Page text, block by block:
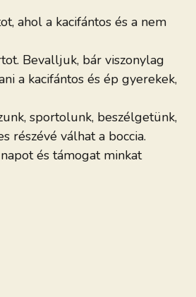
ahol a kacifántos és a nem
Bevalljuk, bár viszonylag
a kacifántos és ép gyerekek,
sportolunk, beszélgetünk,
részévé válhat a boccia.
és támogat minkat